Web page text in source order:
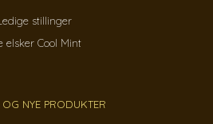
stillinger
elsker Cool Mint
NYE PRODUKTER